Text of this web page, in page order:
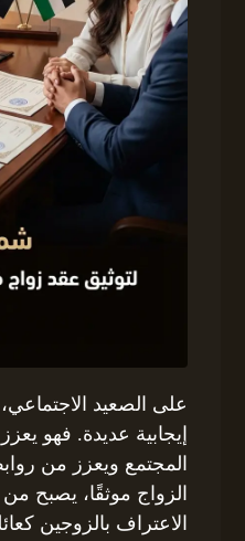
على الصعيد الاجتماعي،
إيجابية عديدة. فهو
المجتمع ويعزز من
الزواج موثقًا، يصبح
الاعتراف بالزوجين